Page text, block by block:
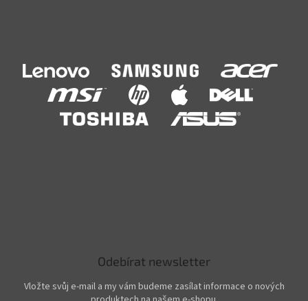
Odebírat newsletter
Vložte svůj e-mail a my vám budeme zasílat informace o nových